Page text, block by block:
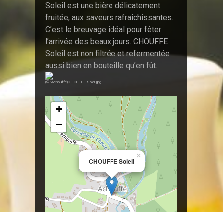
Soleil est une bière délicatement
fruitée, aux saveurs rafraîchissantes.
C’est le breuvage idéal pour fêter
l’arrivée des beaux jours. CHOUFFE
Soleil est non filtrée et refermentée
aussi bien en bouteille qu’en fût.
(© :Achouffe)CHOUFFE Soleil.jpg
CHOUFFE Soleil
×
+
−